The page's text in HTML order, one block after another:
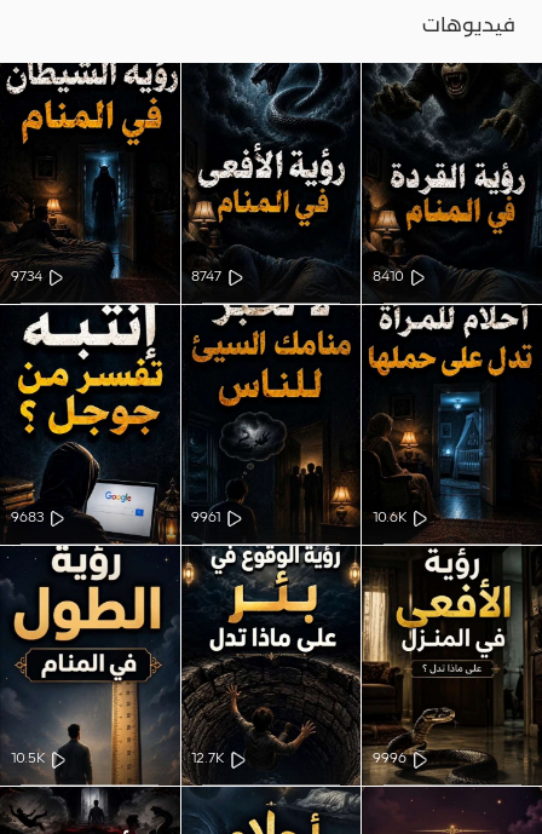
فيديوهات
8410
8747
9734
10.6K
9961
9683
9996
12.7K
10.5K